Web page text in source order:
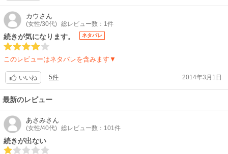
もう夢中に読めました☆
1巻なのでまあここらへんまでかあ
と思いましたが
個人的に
どんどんエロさが増してぐことに期待したいです( ´ ▽ ` )♡
カウ さん
(女性/30代) 総レビュー数：1件
続きが気になります。 ネタバレ
このレビューはネタバレを含みます▼
いいね 5件 2014年3月1日
最新のレビュー
あさみさん
(女性/40代) 総レビュー数：101件
続きが出ない